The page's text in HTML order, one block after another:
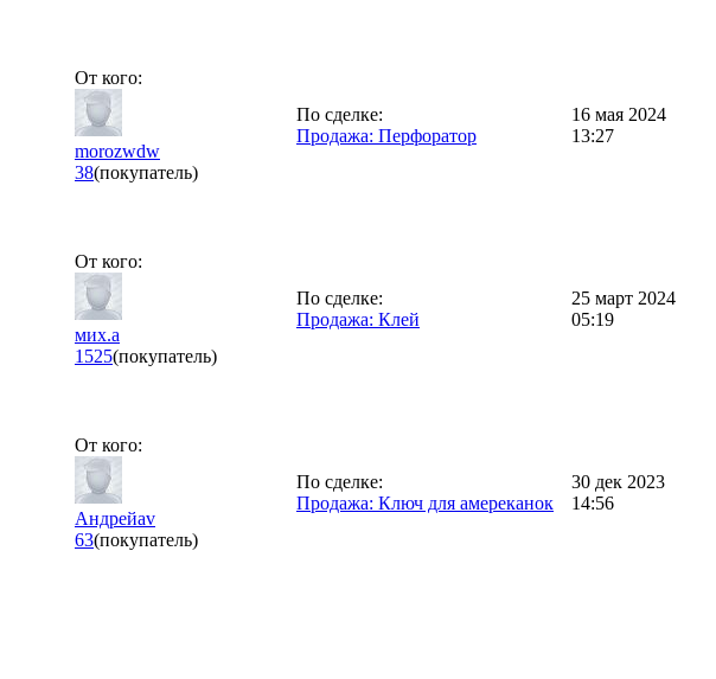
От кого:
morozwdw
38(покупатель)
По сделке:
Продажа: Перфоратор
16 мая 2024
13:27
От кого:
мих.а
1525(покупатель)
По сделке:
Продажа: Клей
25 март 2024
05:19
От кого:
Андрейav
63(покупатель)
По сделке:
Продажа: Ключ для амереканок
30 дек 2023
14:56